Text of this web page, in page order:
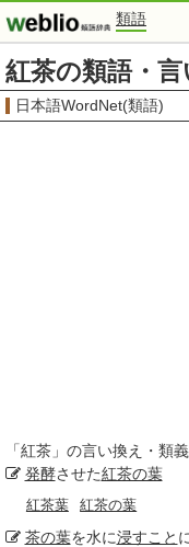
類語
紅茶の類語・
日本語WordNet(類語)
「紅茶 」の言い換え・類
発酵させた紅茶の葉
紅茶葉 紅茶の葉
茶の葉を水に浸すこと